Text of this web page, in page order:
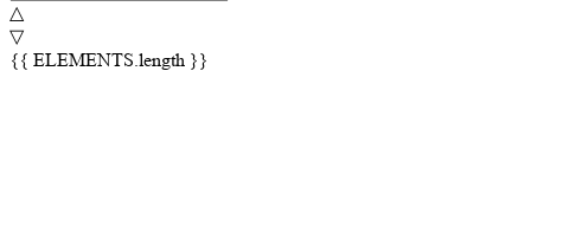
△
▽
{{ ELEMENTS.length }}